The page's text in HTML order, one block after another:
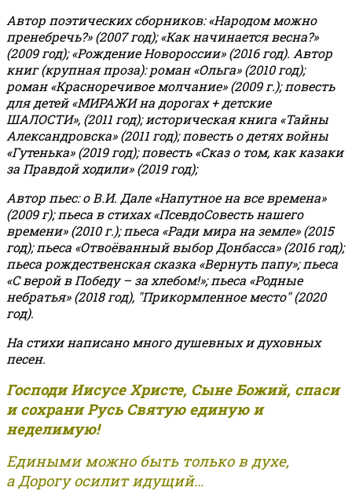
Автор поэтических сборников: «Народом можно
пренебречь?» (2007 год); «Как начинается весна?»
(2009 год); «Рождение Новороссии» (2016 год). Автор
книг (крупная проза): роман «Ольга» (2010 год);
роман «Красноречивое молчание» (2009 г.); повесть
для детей «МИРАЖИ на дорогах + детские
ШАЛОСТИ», (2011 год); историческая книга «Тайны
Александровска» (2011 год); повесть о детях войны
«Гутенька» (2019 год); повесть «Сказ о том, как казаки
за Правдой ходили» (2019 год);
Автор пьес: о В.И. Дале «Напутное на все времена»
(2009 г); пьеса в стихах «ПсевдоСовесть нашего
времени» (2010 г.); пьеса «Ради мира на земле» (2015
год); пьеса «Отвоёванный выбор Донбасса» (2016 год);
пьеса рождественская сказка «Вернуть папу»; пьеса
«С верой в Победу – за хлебом!»;пьеса «Родные
небратья» (2018 год), "Прикормленное место" (2020
год).
На стихи написано много душевных и духовных
песен.
Господи Иисусе Христе, Сыне Божий, спаси
и сохрани Русь Святую единую и
неделимую!
Едиными можно быть только в духе,
а Дорогу осилит идущий...